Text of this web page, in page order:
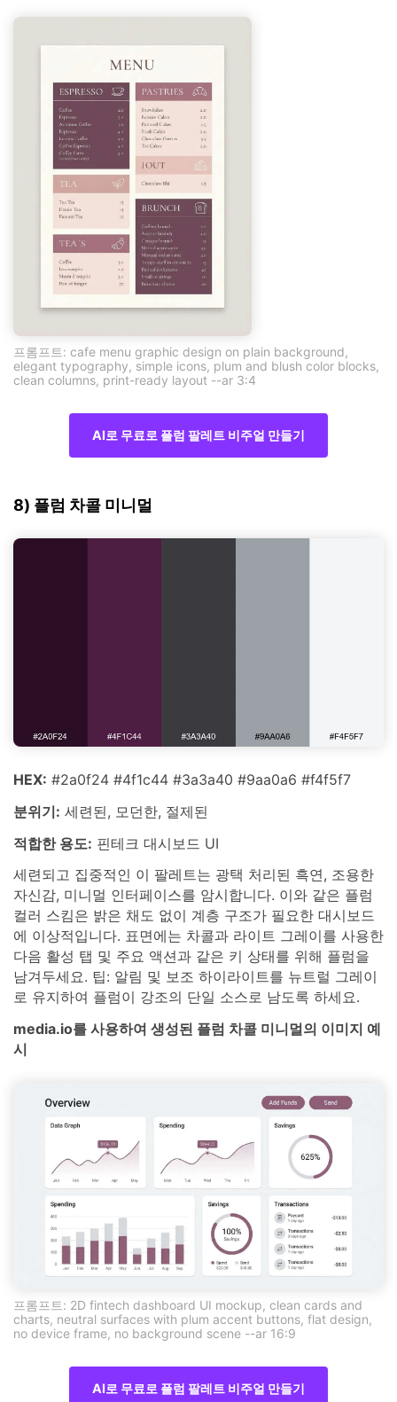
프롬프트: cafe menu graphic design on plain background,
elegant typography, simple icons, plum and blush color blocks,
clean columns, print-ready layout --ar 3:4
AI로 무료로 플럼 팔레트 비주얼 만들기
8) 플럼 차콜 미니멀
HEX: #2a0f24 #4f1c44 #3a3a40 #9aa0a6 #f4f5f7
분위기: 세련된, 모던한, 절제된
적합한 용도: 핀테크 대시보드 UI
세련되고 집중적인 이 팔레트는 광택 처리된 흑연, 조용한
자신감, 미니멀 인터페이스를 암시합니다. 이와 같은 플럼
컬러 스킴은 밝은 채도 없이 계층 구조가 필요한 대시보드
에 이상적입니다. 표면에는 차콜과 라이트 그레이를 사용한
다음 활성 탭 및 주요 액션과 같은 키 상태를 위해 플럼을
남겨두세요. 팁: 알림 및 보조 하이라이트를 뉴트럴 그레이
로 유지하여 플럼이 강조의 단일 소스로 남도록 하세요.
media.io를 사용하여 생성된 플럼 차콜 미니멀의 이미지 예
시
프롬프트: 2D fintech dashboard UI mockup, clean cards and
charts, neutral surfaces with plum accent buttons, flat design,
no device frame, no background scene --ar 16:9
AI로 무료로 플럼 팔레트 비주얼 만들기